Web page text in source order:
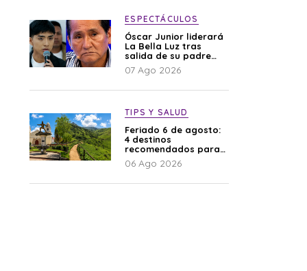
ESPECTÁCULOS
Óscar Junior liderará
La Bella Luz tras
salida de su padre
por polémica con
Naldy Saldaña
07 Ago 2026
TIPS Y SALUD
Feriado 6 de agosto:
4 destinos
recomendados para
disfrutar el descanso
06 Ago 2026